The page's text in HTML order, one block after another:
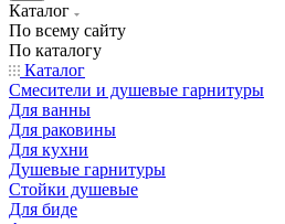
Каталог
По всему сайту
По каталогу
Каталог
Смесители и душевые гарнитуры
Для ванны
Для раковины
Для кухни
Душевые гарнитуры
Стойки душевые
Для биде